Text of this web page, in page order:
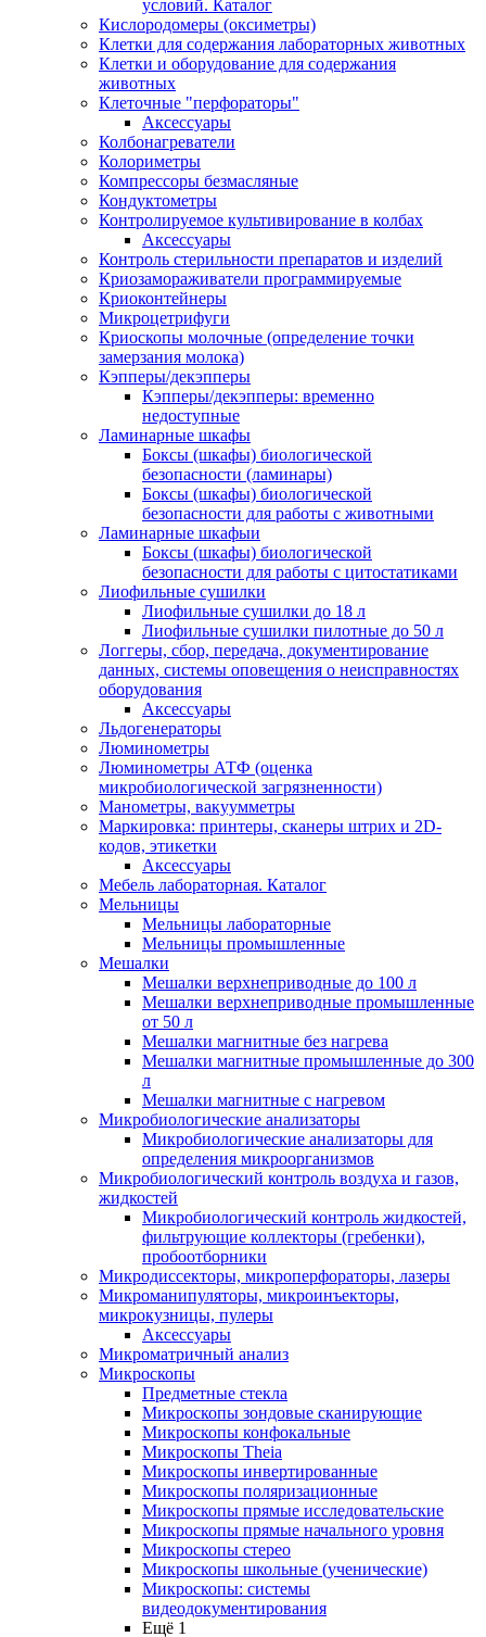
условий. Каталог
Кислородомеры (оксиметры)
Клетки для содержания лабораторных животных
Клетки и оборудование для содержания
животных
Клеточные "перфораторы"
Аксессуары
Колбонагреватели
Колориметры
Компрессоры безмасляные
Кондуктометры
Контролируемое культивирование в колбах
Аксессуары
Контроль стерильности препаратов и изделий
Криозамораживатели программируемые
Криоконтейнеры
Микроцетрифуги
Криоскопы молочные (определение точки
замерзания молока)
Кэпперы/декэпперы
Кэпперы/декэпперы: временно
недоступные
Ламинарные шкафы
Боксы (шкафы) биологической
безопасности (ламинары)
Боксы (шкафы) биологической
безопасности для работы с животными
Ламинарные шкафыи
Боксы (шкафы) биологической
безопасности для работы с цитостатиками
Лиофильные сушилки
Лиофильные сушилки до 18 л
Лиофильные сушилки пилотные до 50 л
Логгеры, сбор, передача, документирование
данных, системы оповещения о неисправностях
оборудования
Аксессуары
Льдогенераторы
Люминометры
Люминометры АТФ (оценка
микробиологической загрязненности)
Манометры, вакуумметры
Маркировка: принтеры, сканеры штрих и 2D-
кодов, этикетки
Аксессуары
Мебель лабораторная. Каталог
Мельницы
Мельницы лабораторные
Мельницы промышленные
Мешалки
Мешалки верхнеприводные до 100 л
Мешалки верхнеприводные промышленные
от 50 л
Мешалки магнитные без нагрева
Мешалки магнитные промышленные до 300
л
Мешалки магнитные с нагревом
Микробиологические анализаторы
Микробиологические анализаторы для
определения микроорганизмов
Микробиологический контроль воздуха и газов,
жидкостей
Микробиологический контроль жидкостей,
фильтрующие коллекторы (гребенки),
пробоотборники
Микродиссекторы, микроперфораторы, лазеры
Микроманипуляторы, микроинъекторы,
микрокузницы, пулеры
Аксессуары
Микроматричный анализ
Микроскопы
Предметные стекла
Микроскопы зондовые сканирующие
Микроскопы конфокальные
Микроскопы Theia
Микроскопы инвертированные
Микроскопы поляризационные
Микроскопы прямые исследовательские
Микроскопы прямые начального уровня
Микроскопы стерео
Микроскопы школьные (ученические)
Микроскопы: системы
видеодокументирования
Ещё 1